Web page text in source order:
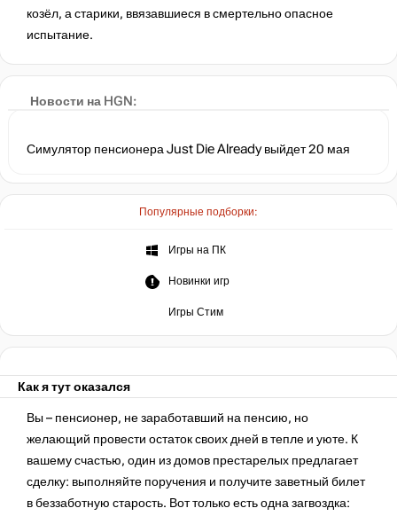
Новости на HGN:
Симулятор пенсионера Just Die Already выйдет 20 мая
Популярные подборки:
Игры на ПК
Новинки игр
Игры Стим
козёл, а старики, ввязавшиеся в смертельно опасное
испытание.
Как я тут оказался
Вы – пенсионер, не заработавший на пенсию, но
желающий провести остаток своих дней в тепле и уюте. К
вашему счастью, один из домов престарелых предлагает
сделку: выполняйте поручения и получите заветный билет
в беззаботную старость. Вот только есть одна загвоздка: